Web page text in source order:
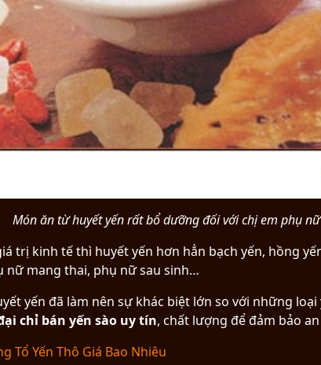
Món ăn từ huyết yến rất bổ dưỡng đối với chị em phụ nữ
trị kinh tế thì huyết yến hơn hẳn bạch yến, hồng
nữ mang thai, phụ nữ sau sinh…
yến đã làm nên sự khác biệt lớn so với những
chỉ bán yến sào uy tín, chất lượng để đảm bảo
Tổ Yến Thô Giá Bao Nhiêu